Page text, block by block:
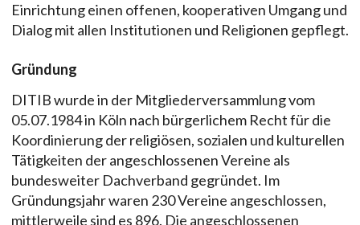
Einrichtung einen offenen, kooperativen Umgang und
Dialog mit allen Institutionen und Religionen gepflegt.
Gründung
DITIB wurde in der Mitgliederversammlung vom
05.07.1984 in Köln nach bürgerlichem Recht für die
Koordinierung der religiösen, sozialen und kulturellen
Tätigkeiten der angeschlossenen Vereine als
bundesweiter Dachverband gegründet. Im
Gründungsjahr waren 230 Vereine angeschlossen,
mittlerweile sind es 896. Die angeschlossenen